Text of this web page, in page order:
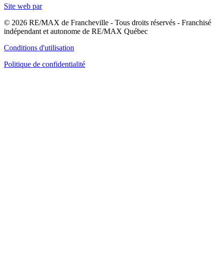
Site web par
© 2026 RE/MAX de Francheville - Tous droits réservés - Franchisé
indépendant et autonome de RE/MAX Québec
Conditions d'utilisation
Politique de confidentialité